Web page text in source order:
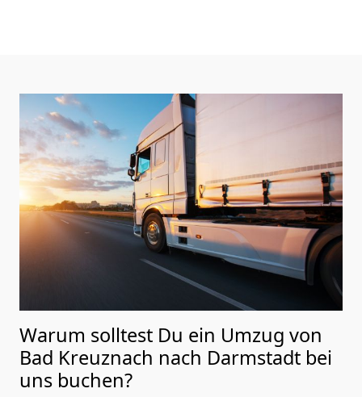
Warum solltest Du ein Umzug von
Bad Kreuznach nach Darmstadt bei
uns buchen?